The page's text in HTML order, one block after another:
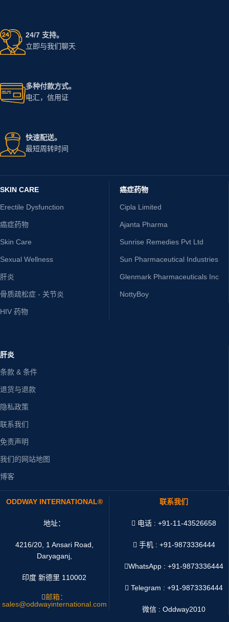
24/7 支持。
立即与我们聊天
多种付款方式。
电汇，信用证
快速配送。
最短周转时间
SKIN CARE
Erectile Dysfunction
癌症药物
Skin Care
Sexual Wellness
肝炎
骨质疏松症 - 关节炎
HIV 药物
癌症药物
Cipla Limited
Ajanta Pharma
Sunrise Remedies Pvt Ltd
Sun Pharmaceutical Industries
Glenmark Pharmaceuticals Inc
NottyBoy
肝炎
条款 & 条件
退货与退款
隐私政策
联系我们
免责声明
我们的网站地图
博客
ODDWAY INTERNATIONAL®
地址：
4216/20, 1 Ansari Road,
Daryaganj,
印度 新德里 110002
邮箱：
sales@oddwayinternational.com
联系我们
电话 : +91-11-43526658
手机 : +91-9873336444
WhatsApp :+91-9873336444
Telegram : +91-9873336444
微信 : Oddway2010